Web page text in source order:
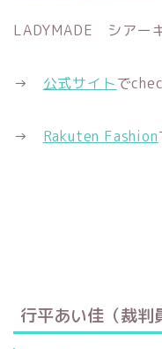
LADYMADE シアー
→ 公式サイトで
→ Rakuten Fashion
行平あい佳（裁判